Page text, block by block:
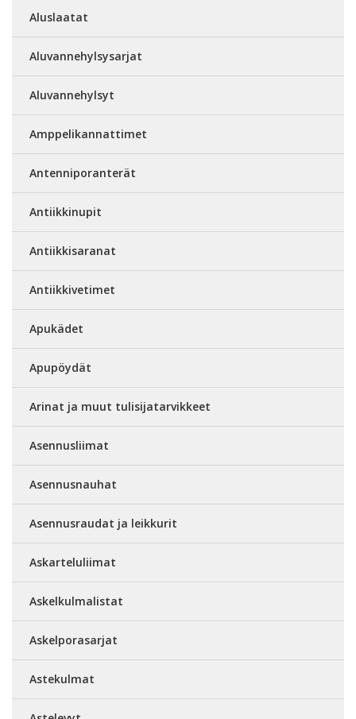
Aluslaatat
Aluvannehylsysarjat
Aluvannehylsyt
Amppelikannattimet
Antenniporanterät
Antiikkinupit
Antiikkisaranat
Antiikkivetimet
Apukädet
Apupöydät
Arinat ja muut tulisijatarvikkeet
Asennusliimat
Asennusnauhat
Asennusraudat ja leikkurit
Askarteluliimat
Askelkulmalistat
Askelporasarjat
Astekulmat